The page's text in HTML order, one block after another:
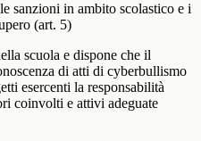
sanzioni in ambito scolastico e i
(art. 5)
scuola e dispone che il
di atti di cyberbullismo
esercenti la responsabilità
coinvolti e attivi adeguate